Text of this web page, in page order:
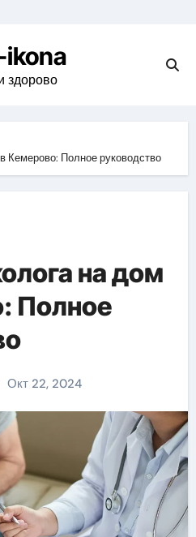
здорово
Кемерово: Полное руководство
на дом
Полное
Окт 22, 2024